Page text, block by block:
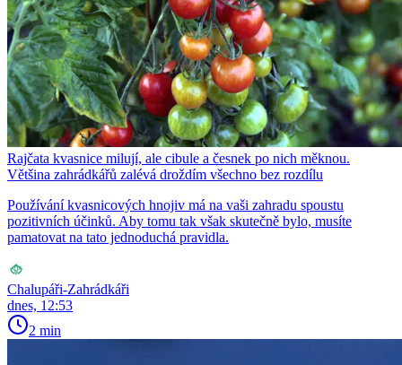
Rajčata kvasnice milují, ale cibule a česnek po nich měknou.
Většina zahrádkářů zalévá droždím všechno bez rozdílu
Používání kvasnicových hnojiv má na vaši zahradu spoustu
pozitivních účinků. Aby tomu tak však skutečně bylo, musíte
pamatovat na tato jednoduchá pravidla.
Chalupáři-Zahrádkáři
dnes, 12:53
2 min